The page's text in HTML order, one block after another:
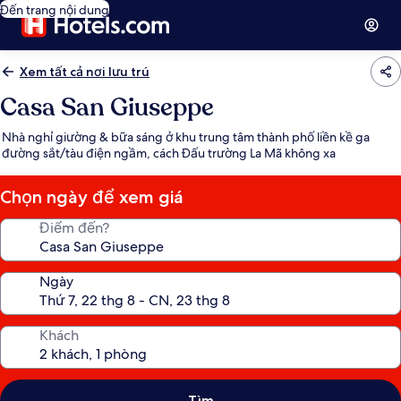
Đến trang nội dung
Xem tất cả nơi lưu trú
Casa San Giuseppe
Nhà nghỉ giường & bữa sáng ở khu trung tâm thành phố liền kề ga
đường sắt/tàu điện ngầm, cách Đấu trường La Mã không xa
Chọn ngày để xem giá
Điểm đến?
Ngày
Khách